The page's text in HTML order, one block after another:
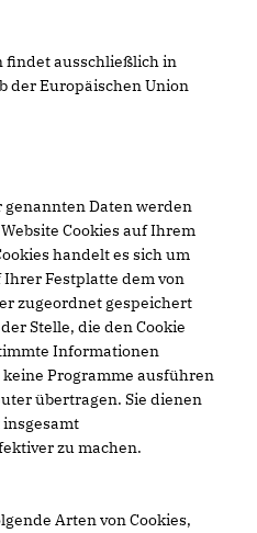
findet ausschließlich in
der Europäischen Union
genannten Daten werden
Cookies auf Ihrem
handelt es sich um
Festplatte dem von
zugeordnet gespeichert
Stelle, die den Cookie
Informationen
Programme ausführen
übertragen. Sie dienen
zu machen.
Arten von Cookies,